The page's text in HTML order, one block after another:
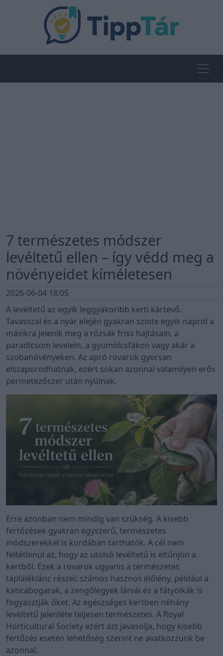
7 természetes módszer
levéltetű ellen – így védd meg a
növényeidet kíméletesen
2026-06-04 18:05
A levéltetű az egyik leggyakoribb kerti kártevő.
Tavasszal és a nyár elején gyakran szinte egyik napról a
másikra jelenik meg a rózsák friss hajtásain, a
paradicsom levelein, a gyümölcsfákon vagy akár a
szobanövényeken. Az apró rovarok gyorsan
elszaporodhatnak, ezért sokan azonnal valamilyen erős
permetezőszer után nyúlnak.
Erre azonban nem mindig van szükség. A kisebb
fertőzések gyakran egyszerű, természetes
módszerekkel is kordában tarthatók. A cél nem
feltétlenül az, hogy az utolsó levéltetű is eltűnjön a
kertből. Ezek a rovarok ugyanis a természetes
tápláléklánc részei: számos hasznos élőlény, például a
katicabogarak, a zengőlegyek lárvái és a fátyolkák is
fogyasztják őket. Az egészséges kertben néhány
levéltetű jelenléte teljesen természetes. A Royal
Horticultural Society ezért azt javasolja, hogy kisebb
fertőzés esetén lehetőség szerint ne avatkozzunk be
azonnal.